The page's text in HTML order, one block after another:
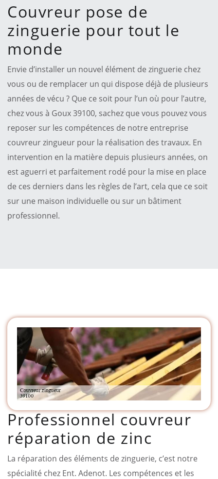
Couvreur pose de
zinguerie pour tout le
monde
Envie d’installer un nouvel élément de zinguerie chez
vous ou de remplacer un qui dispose déjà de plusieurs
années de vécu ? Que ce soit pour l’un où pour l’autre,
chez vous à Goux 39100, sachez que vous pouvez vous
reposer sur les compétences de notre entreprise
couvreur zingueur pour la réalisation des travaux. En
intervention en la matière depuis plusieurs années, on
est aguerri et parfaitement rodé pour la mise en place
de ces derniers dans les règles de l’art, cela que ce soit
sur une maison individuelle ou sur un bâtiment
professionnel.
Professionnel couvreur
réparation de zinc
La réparation des éléments de zinguerie, c’est notre
spécialité chez Ent. Adenot. Les compétences et les